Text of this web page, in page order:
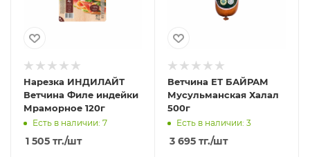
Нарезка ИНДИЛАЙТ
Ветчина Филе индейки
Мраморное 120г
Есть в наличии: 7
1 505 тг./шт
Ветчина ЕТ БАЙРАМ
Мусульманская Халал
500г
Есть в наличии: 3
3 695 тг./шт